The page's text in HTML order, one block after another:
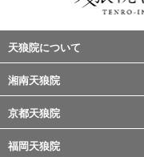
天狼院について
湘南天狼院
京都天狼院
福岡天狼院